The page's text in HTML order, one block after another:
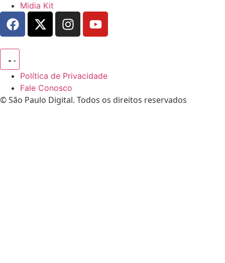
Midia Kit
Política de Privacidade
Fale Conosco
© São Paulo Digital. Todos os direitos reservados